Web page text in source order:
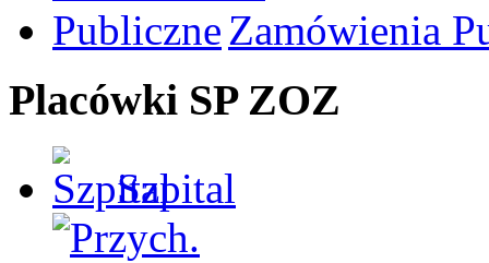
Zamówienia
Placówki SP ZOZ
Szpital